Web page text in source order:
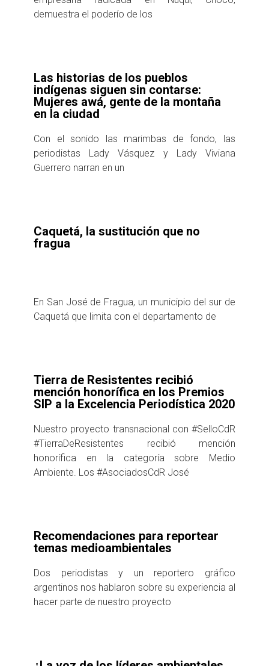
demuestra el poderío de los
Las historias de los pueblos
indígenas siguen sin contarse:
Mujeres awá, gente de la montaña
en la ciudad
Con el sonido las marimbas de fondo, las
periodistas Lady Vásquez y Lady Viviana
Guerrero narran en un
Caquetá, la sustitución que no
fragua
En San José de Fragua, un municipio del sur de
Caquetá que limita con el departamento de
Tierra de Resistentes recibió
mención honorífica en los Premios
SIP a la Excelencia Periodística 2020
Nuestro proyecto transnacional con #SelloCdR
#TierraDeResistentes recibió mención
honorífica en la categoría sobre Medio
Ambiente. Los #AsociadosCdR José
Recomendaciones para reportear
temas medioambientales
Dos periodistas y un reportero gráfico
argentinos nos hablaron sobre su experiencia al
hacer parte de nuestro proyecto